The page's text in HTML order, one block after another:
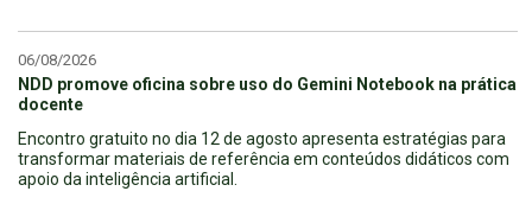
06/08/2026
NDD promove oficina sobre uso do Gemini Notebook na prática
docente
Encontro gratuito no dia 12 de agosto apresenta estratégias para
transformar materiais de referência em conteúdos didáticos com
apoio da inteligência artificial.